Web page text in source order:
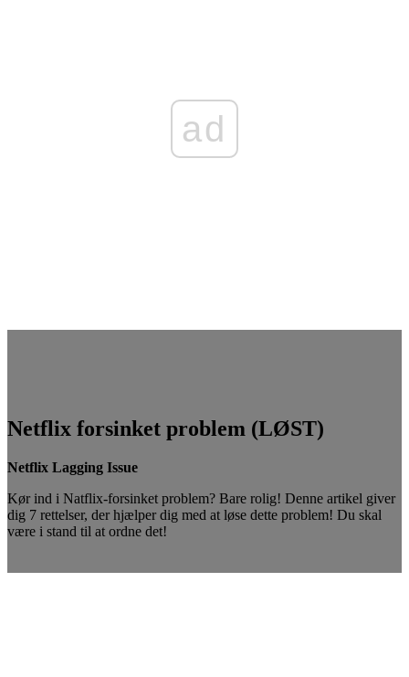
ad
Netflix forsinket problem (LØST)
Netflix Lagging Issue
Kør ind i Natflix-forsinket problem? Bare rolig! Denne artikel giver
dig 7 rettelser, der hjælper dig med at løse dette problem! Du skal
være i stand til at ordne det!